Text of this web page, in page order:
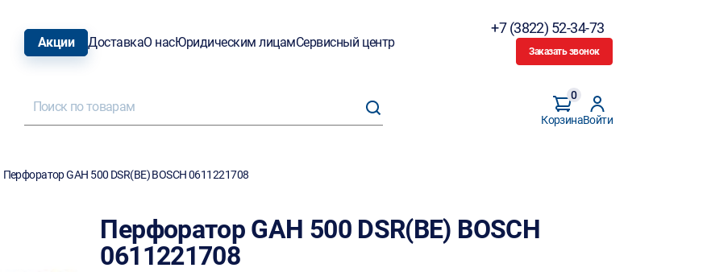
Акции ДоставкаО насЮридическим лицамСервисный центр
+7 (3822) 52-34-73
Заказать звонок
Корзина
0
Войти
Перфоратор GAH 500 DSR(BE) BOSCH 0611221708
Перфоратор GAH 500 DSR(BE) BOSCH
0611221708